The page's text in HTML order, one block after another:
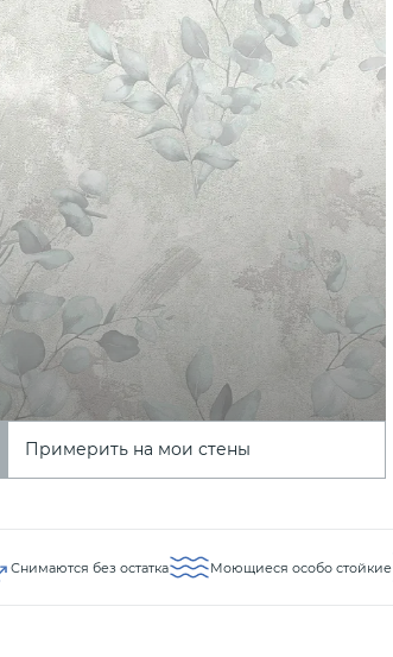
Примерить на мои стены
Снимаются без остатка Моющиеся особо стойкие